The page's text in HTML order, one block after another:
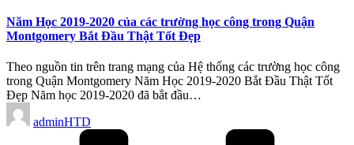
Năm Học 2019-2020 của các trường học công trong Quận
Montgomery Bắt Đầu Thật Tốt Đẹp
Theo nguồn tin trên trang mạng của Hệ thống các trường học công
trong Quận Montgomery Năm Học 2019-2020 Bắt Đầu Thật Tốt
Đẹp Năm học 2019-2020 đã bắt đầu…
Posted
by
adminHTD